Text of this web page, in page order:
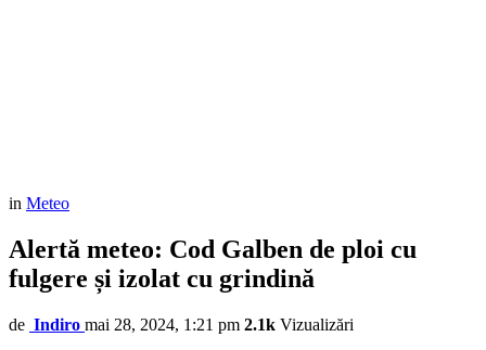
in Meteo
Alertă meteo: Cod Galben de ploi cu
fulgere și izolat cu grindină
de Indiro mai 28, 2024, 1:21 pm 2.1k Vizualizări